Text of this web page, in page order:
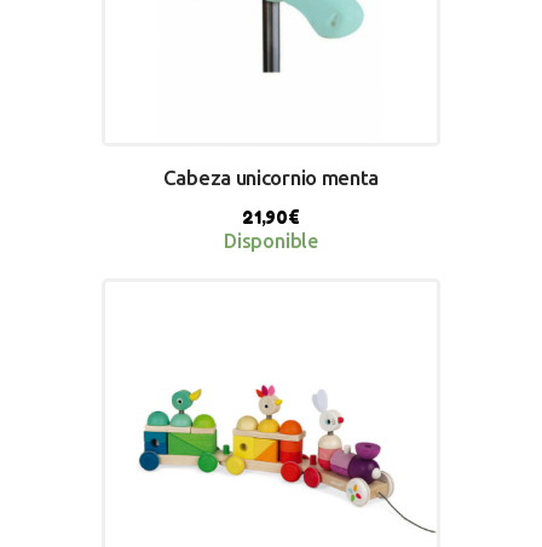
Cabeza unicornio menta
21,90€
Disponible